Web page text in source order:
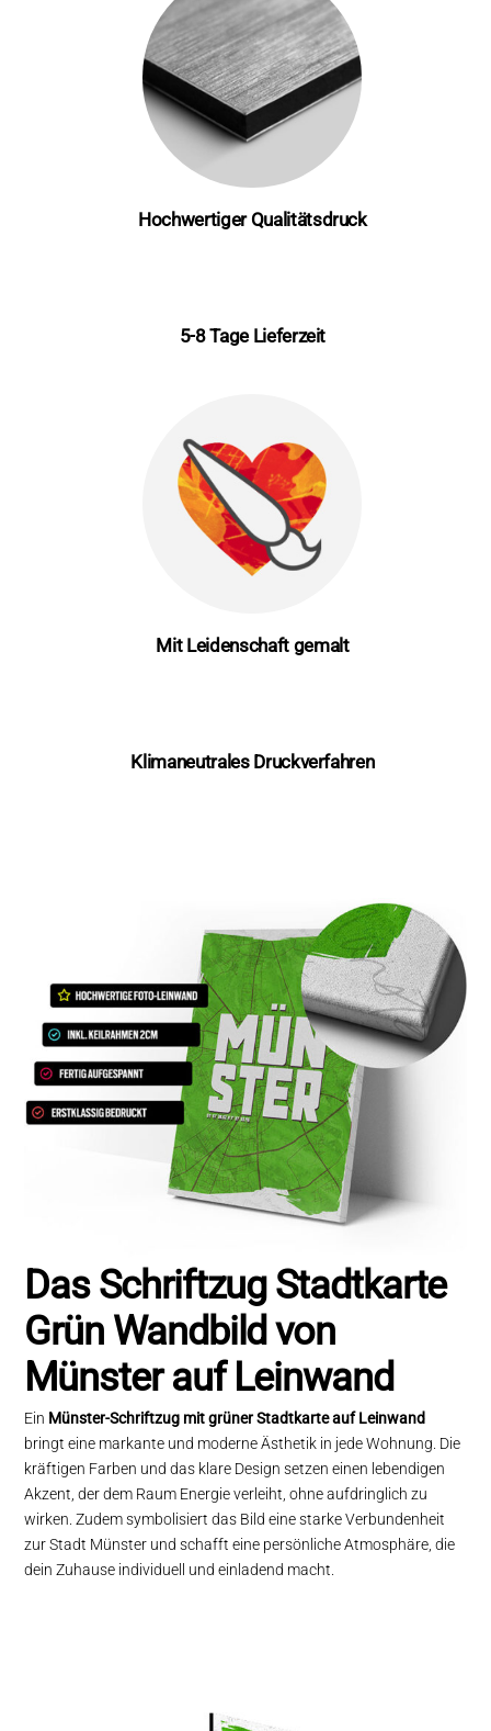
Hochwertiger Qualitätsdruck
5-8 Tage Lieferzeit
Mit Leidenschaft gemalt
Klimaneutrales Druckverfahren
Das Schriftzug Stadtkarte
Grün Wandbild von
Münster auf Leinwand
Ein Münster-Schriftzug mit grüner Stadtkarte auf Leinwand
bringt eine markante und moderne Ästhetik in jede Wohnung. Die
kräftigen Farben und das klare Design setzen einen lebendigen
Akzent, der dem Raum Energie verleiht, ohne aufdringlich zu
wirken. Zudem symbolisiert das Bild eine starke Verbundenheit
zur Stadt Münster und schafft eine persönliche Atmosphäre, die
dein Zuhause individuell und einladend macht.